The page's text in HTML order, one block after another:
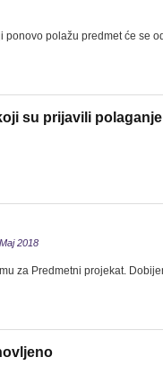
polažu predmet će se
su prijavili
2018
za Predmetni projekat.